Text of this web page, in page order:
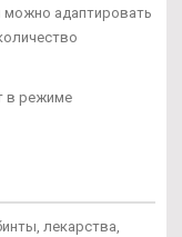
адаптировать
в режиме
лекарства,